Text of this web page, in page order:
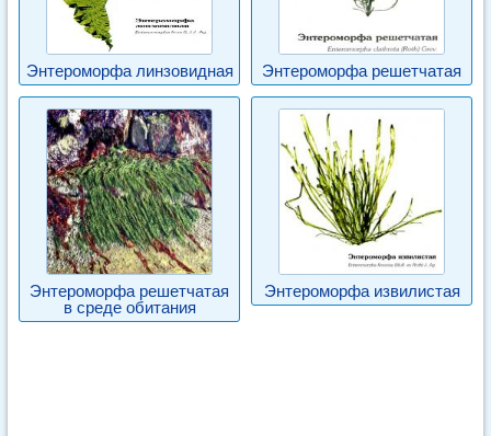
Энтероморфа линзовидная Энтероморфа решетчатая
Энтероморфа решетчатая
в среде обитания
Энтероморфа извилистая